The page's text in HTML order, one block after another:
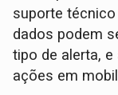
suporte
dados podem
tipo de alerta,
ações em